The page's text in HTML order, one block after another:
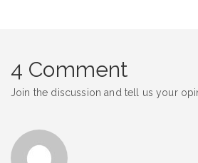
4 Comment
Join the discussion and tell us your